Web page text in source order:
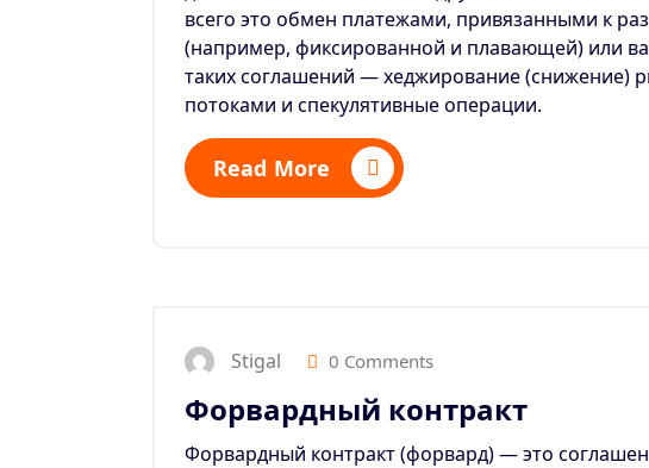
всего это обмен платежами, привязанными к
(например, фиксированной и плавающей) или
таких соглашений — хеджирование (снижение)
потоками и спекулятивные операции.
Read More
Stigal 0 Comments
Форвардный контракт
Форвардный контракт (форвард) — это